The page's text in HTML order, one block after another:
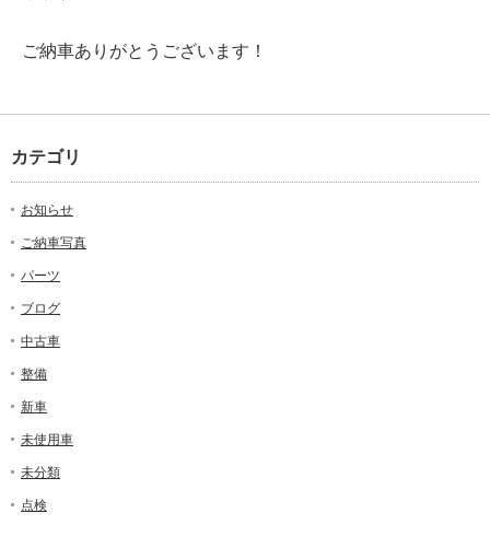
ご納車ありがとうございます！
カテゴリ
お知らせ
ご納車写真
パーツ
ブログ
中古車
整備
新車
未使用車
未分類
点検